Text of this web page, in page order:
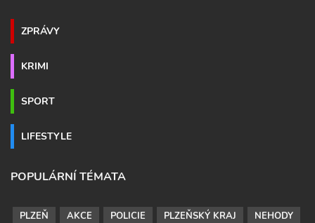
ZPRÁVY
KRIMI
SPORT
LIFESTYLE
POPULÁRNÍ TÉMATA
PLZEŇ AKCE POLICIE PLZEŇSKÝ KRAJ
NEHODY